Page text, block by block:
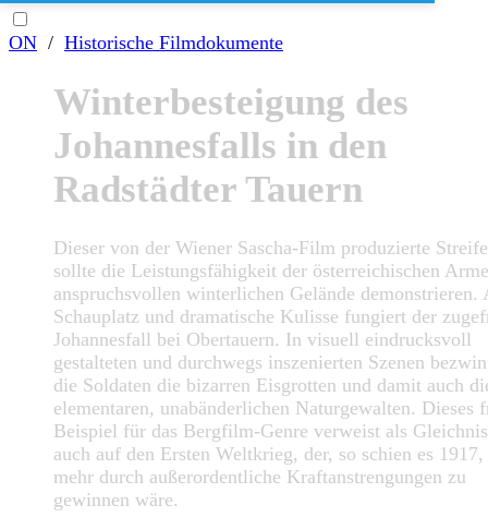
ON / Historische Filmdokumente
Winterbesteigung des
Johannesfalls in den
Radstädter Tauern
Dieser von der Wiener Sascha-Film produzierte
sollte die Leistungsfähigkeit der österreichischen
anspruchsvollen winterlichen Gelände demonstrieren.
Schauplatz und dramatische Kulisse fungiert der
Johannesfall bei Obertauern. In visuell eindrucksvoll
gestalteten und durchwegs inszenierten Szenen
die Soldaten die bizarren Eisgrotten und damit auch
elementaren, unabänderlichen Naturgewalten. Dieses
Beispiel für das Bergfilm-Genre verweist als
auch auf den Ersten Weltkrieg, der, so schien es
mehr durch außerordentliche Kraftanstrengungen zu
gewinnen wäre.